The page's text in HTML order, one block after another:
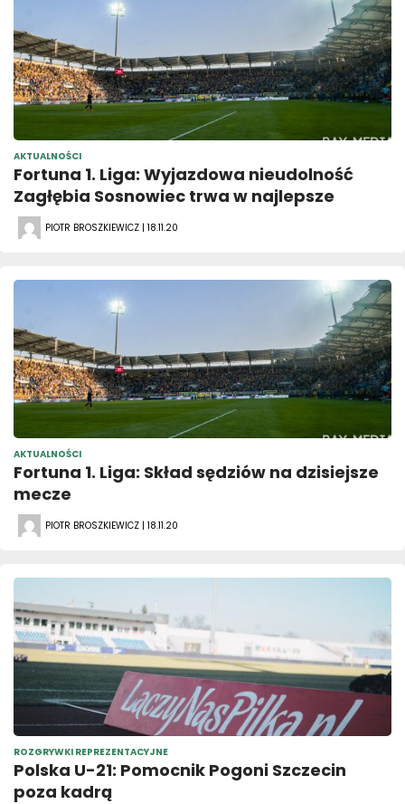
AKTUALNOŚCI
Fortuna 1. Liga: Wyjazdowa nieudolność
Zagłębia Sosnowiec trwa w najlepsze
PIOTR BROSZKIEWICZ | 18.11.20
AKTUALNOŚCI
Fortuna 1. Liga: Skład sędziów na dzisiejsze
mecze
PIOTR BROSZKIEWICZ | 18.11.20
ROZGRYWKI REPREZENTACYJNE
Polska U-21: Pomocnik Pogoni Szczecin
poza kadrą